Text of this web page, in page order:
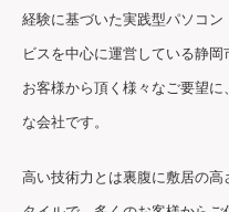
経験に基づいた実践型パソコ
ビスを中心に運営している静岡
お客様から頂く様々なご要望
な会社です。
高い技術力とは裏腹に敷居の